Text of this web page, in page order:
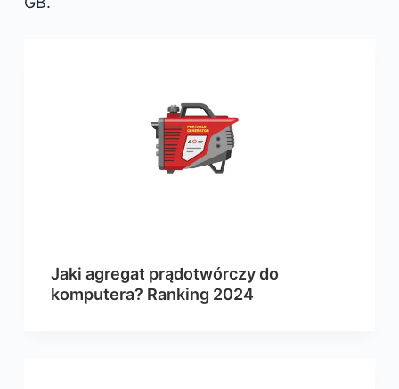
Jaki agregat prądotwórczy do
komputera? Ranking 2024